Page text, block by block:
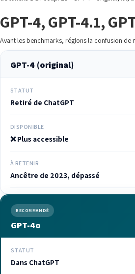
GPT-4, GPT-4.1,
Avant les benchmarks, réglons la confusion
GPT-4 (original)
STATUT
Retiré de ChatGPT
DISPONIBLE
❌ Plus accessible
À RETENIR
Ancêtre de 2023, dépassé
RECOMMANDÉ
GPT-4o
STATUT
Dans ChatGPT